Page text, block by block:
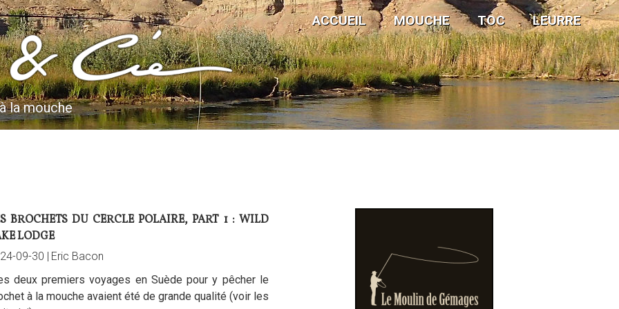
la mouche
ACCUEIL MOUCHE TOC LEURRE
BROCHETS DU CERCLE POLAIRE, PART 1 : WILD
LODGE
09-30 | Eric Bacon
deux premiers voyages en Suède pour y pêcher le
à la mouche avaient été de grande qualité (voir les